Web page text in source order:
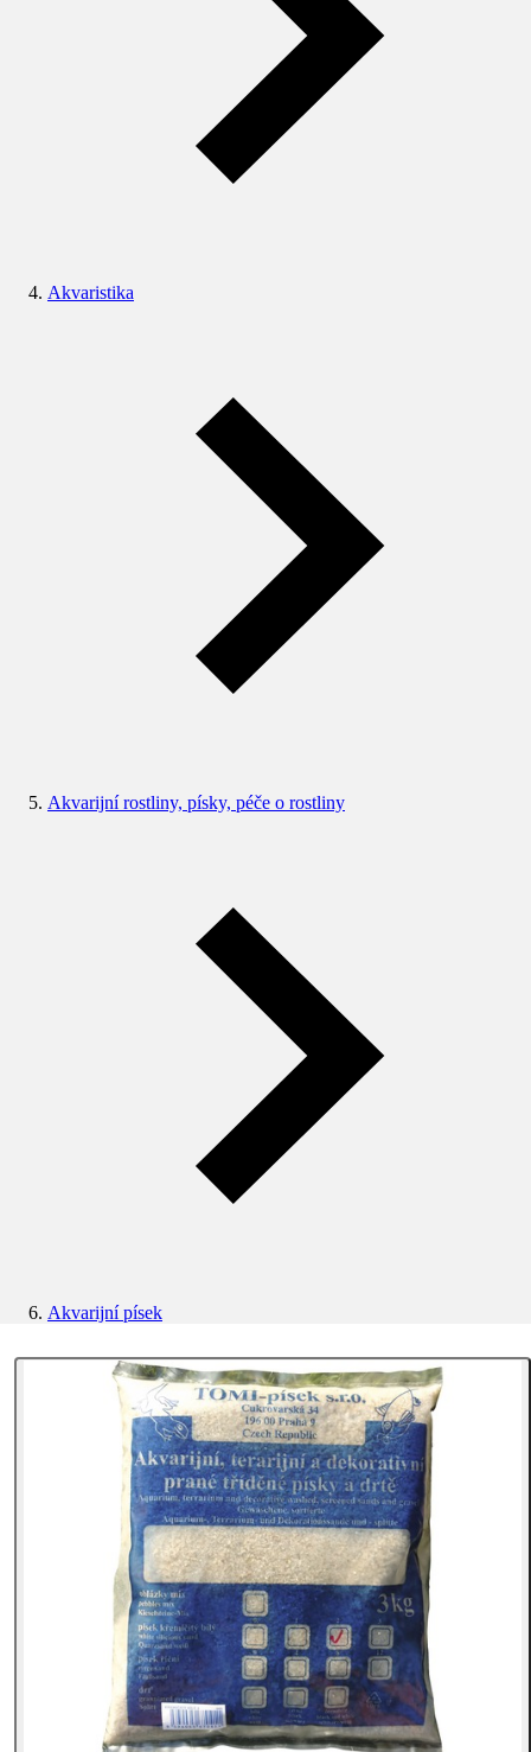
Akvaristika
Akvarijní rostliny, písky, péče o rostliny
Akvarijní písek